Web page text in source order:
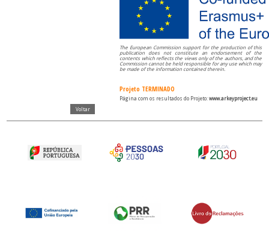
The European Commission support for the production of this
publication does not constitute an endorsement of the
contents which reflects the views only of the authors, and the
Commission cannot be held responsible for any use which may
be made of the information contained therein.
Projeto TERMINADO
Página com os resultados do Projeto:www.arkeyproject.eu
Voltar